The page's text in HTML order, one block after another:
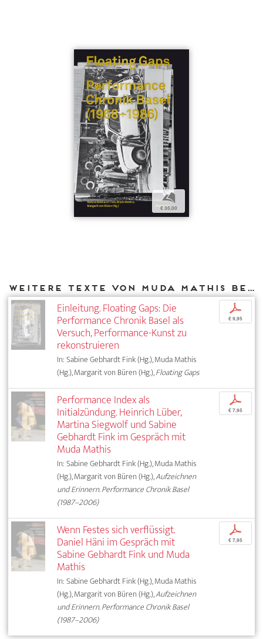
b
€ 35,00
Weitere Texte von Muda Mathis bei DIAPHANES
Einleitung. Floating Gaps: Die
Performance Chronik Basel als
Versuch, Performance-Kunst zu
rekonstruieren
In: Sabine Gebhardt Fink (Hg.), Muda Mathis
(Hg.), Margarit von Büren (Hg.),Floating Gaps
p
€ 9,95
Performance Index als
Initialzündung. Heinrich Lüber,
Martina Siegwolf und Sabine
Gebhardt Fink im Gespräch mit
Muda Mathis
In: Sabine Gebhardt Fink (Hg.), Muda Mathis
(Hg.), Margarit von Büren (Hg.),Aufzeichnen
und Erinnern. Performance Chronik Basel
(1987–2006)
p
€ 7,95
Wenn Festes sich verflüssigt.
Daniel Häni im Gespräch mit
Sabine Gebhardt Fink und Muda
Mathis
In: Sabine Gebhardt Fink (Hg.), Muda Mathis
(Hg.), Margarit von Büren (Hg.),Aufzeichnen
und Erinnern. Performance Chronik Basel
(1987–2006)
p
€ 7,95